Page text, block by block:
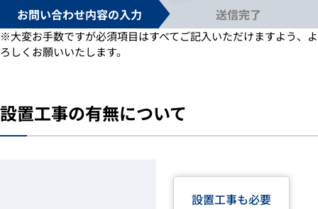
お問い合わせ内容の入力 送信完了
※大変お手数ですが必須項目はすべてご記入いただけますよう、よ
ろしくお願いいたします。
設置工事の有無について
設置工事も必要